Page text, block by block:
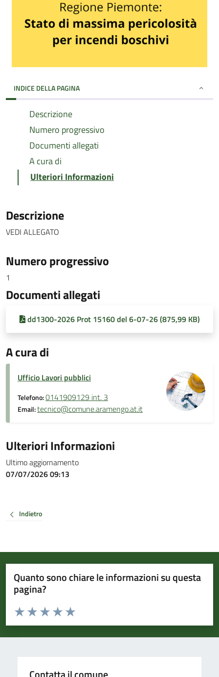
INDICE DELLA PAGINA
Descrizione
Numero progressivo
Documenti allegati
A cura di
Ulteriori Informazioni
Descrizione
VEDI ALLEGATO
Numero progressivo
1
Documenti allegati
dd1300-2026 Prot 15160 del 6-07-26 (875,99 KB)
A cura di
Ufficio Lavori pubblici
Telefono:0141909129 int. 3
Email:tecnico@comune.aramengo.at.it
Ulteriori Informazioni
Ultimo aggiornamento
07/07/2026 09:13
Indietro
Quanto sono chiare le informazioni su questa
pagina?
Valuta da 1 a 5 stelle la pagina
Valuta 5 stelle su 5
Valuta 4 stelle su 5
Valuta 3 stelle su 5
Valuta 2 stelle su 5
Valuta 1 stelle su 5